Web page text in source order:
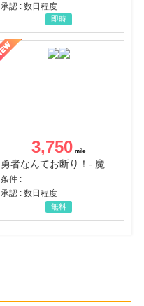
承認 : 数日程度
即時
3,750
条件 :
承認 : 数日程度
無料